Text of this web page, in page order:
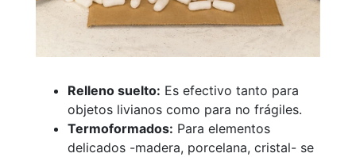
Relleno suelto: Es efectivo tanto para
objetos livianos como para no frágiles.
Termoformados: Para elementos
delicados -madera, porcelana, cristal- se